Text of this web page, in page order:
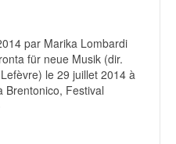
par Marika Lombardi
für neue Musik (dir.
le 29 juillet 2014 à
Brentonico, Festival